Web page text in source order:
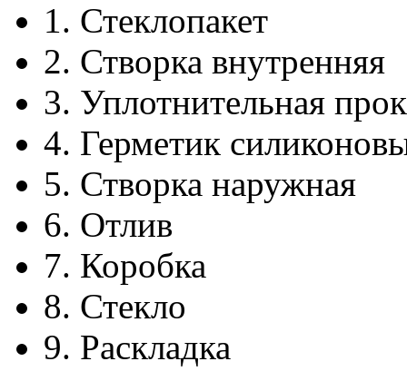
1. Стеклопакет
2. Створка внутренняя
3. Уплотнительная
4. Герметик
5. Створка наружная
6. Отлив
7. Коробка
8. Стекло
9. Раскладка